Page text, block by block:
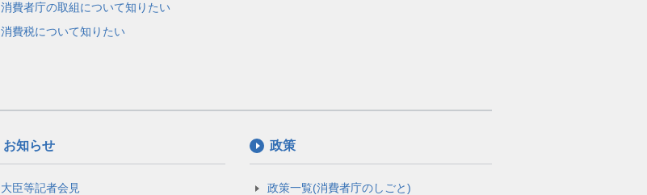
消費者庁の取組について知りたい
消費税について知りたい
お知らせ
大臣等記者会見
政策
政策一覧(消費者庁のしごと)